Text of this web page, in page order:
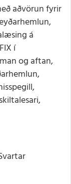
aðvörun fyrir
á
í
og aftan,